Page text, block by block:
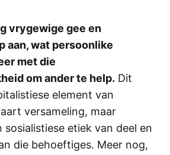
vrygewige gee en
aan, wat persoonlike
met die
om ander te help. Dit
element van
versameling, maar
sosialistiese etiek van deel en
die behoeftiges. Meer nog,